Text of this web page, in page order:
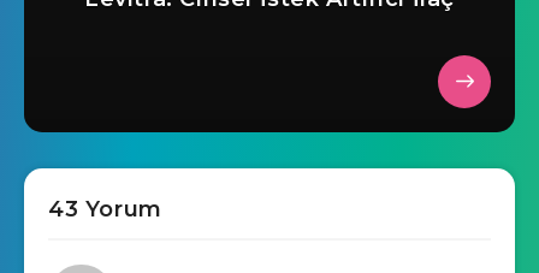
43 Yorum